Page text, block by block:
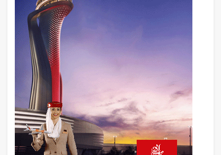
5 saat önce
Emirates’in reddettiği 10 Boeing 777X
için United kararı
5 saat önce
DHL uçağı havada cisimle çarpıştı,
havalimanında patlayıcı drone bulundu
6 saat önce
Üniformasız Disiplin: Kabin Ekipleri Nasıl
Yolcu Olur?